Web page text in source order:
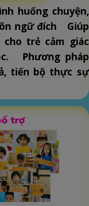
huống chuyện,
ngữ đích Giúp
trẻ cảm giác
Phương pháp
tiến bộ thực sự
trợ